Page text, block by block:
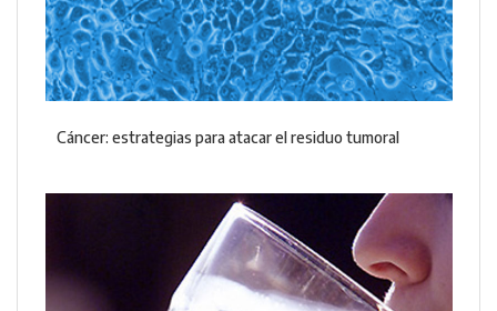
Cáncer: estrategias para atacar el residuo tumoral